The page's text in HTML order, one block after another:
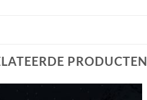
PRODUCTEN